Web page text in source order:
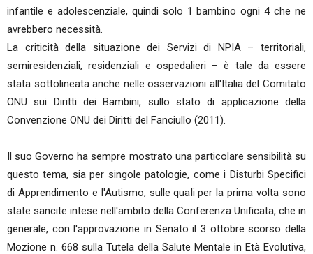
infantile e adolescenziale, quindi solo 1 bambino ogni 4 che ne
avrebbero necessità.
La criticità della situazione dei Servizi di NPIA – territoriali,
semiresidenziali, residenziali e ospedalieri – è tale da essere
stata sottolineata anche nelle osservazioni all'Italia del Comitato
ONU sui Diritti dei Bambini, sullo stato di applicazione della
Convenzione ONU dei Diritti del Fanciullo (2011).
Il suo Governo ha sempre mostrato una particolare sensibilità su
questo tema, sia per singole patologie, come i Disturbi Specifici
di Apprendimento e l'Autismo, sulle quali per la prima volta sono
state sancite intese nell'ambito della Conferenza Unificata, che in
generale, con l'approvazione in Senato il 3 ottobre scorso della
Mozione n. 668 sulla Tutela della Salute Mentale in Età Evolutiva,